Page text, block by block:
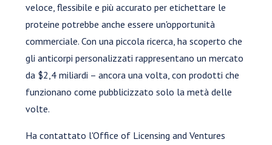
veloce, flessibile e più accurato per etichettare le
proteine potrebbe anche essere un'opportunità
commerciale. Con una piccola ricerca, ha scoperto che
gli anticorpi personalizzati rappresentano un mercato
da $2,4 miliardi – ancora una volta, con prodotti che
funzionano come pubblicizzato solo la metà delle
volte.
Ha contattato l'Office of Licensing and Ventures